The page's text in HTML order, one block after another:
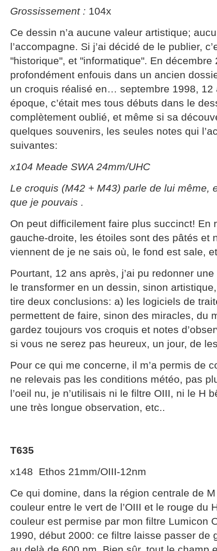
Grossissement : 104x
Ce dessin n’a aucune valeur artistique;
l’accompagne. Si j’ai décidé de le publier,
"historique", et "informatique". En décembre
profondément enfouis dans un ancien
un croquis réalisé en… septembre 1998, 12
époque, c’était mes tous débuts dans le
complètement oublié, et même si sa
quelques souvenirs, les seules notes qui
suivantes:
x104 Meade SWA 24mm/UHC
Le croquis (M42 + M43) parle de lui même,
que je pouvais .
On peut difficilement faire plus succinct! En
gauche-droite, les étoiles sont des pâtés et
viennent de je ne sais où, le fond est sale,
Pourtant, 12 ans après, j’ai pu redonner
le transformer en un dessin, sinon
tire deux conclusions: a) les logiciels de
permettent de faire, sinon des miracles, du
gardez toujours vos croquis et notes
si vous ne serez pas heureux, un jour, de
Pour ce qui me concerne, il m’a permis de
ne relevais pas les conditions météo, pas
l’oeil nu, je n’utilisais ni le filtre OIII, ni le H
une très longue observation, etc..
T635
x148 Ethos 21mm/OIII-12nm
Ce qui domine, dans la région centrale de
couleur entre le vert de l’OIII et le rouge du
couleur est permise par mon filtre Lumicon
1990, début 2000: ce filtre laisse passer de